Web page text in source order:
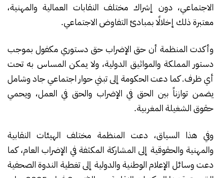
الاجتماعي، دون إشراك مختلف النقابات العمالية والمهنية،
معتبرة ذلك إخلالًا بمبادئ التفاوض الاجتماعي.
وأكدت المنظمة أن حق الإضراب حق دستوري مكفول بموجب
دستور المملكة والمواثيق الدولية، ولا يمكن المساس به تحت
أي ظرف. كما دعت الحكومة إلى تبني حوار اجتماعي جاد وشامل
يضمن توازناً بين الحق في الإضراب والحق في العمل، ويحمي
حقوق الشغيلة المغربية.
وفي هذا السياق، دعت المنظمة مختلف الهيئات النقابية
والمهنية والحقوقية إلى المشاركة المكثفة في الإضراب العام، كما
دعت وسائل الإعلام الوطنية والدولية إلى تغطية الندوة الصحفية